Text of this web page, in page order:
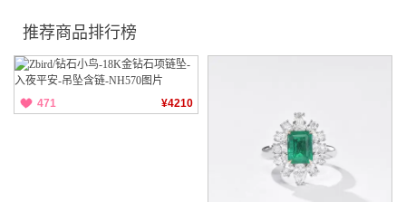
推荐商品排行榜
471 ¥4210